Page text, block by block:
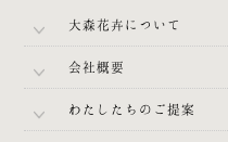
大森花卉について
会社概要
わたしたちのご提案